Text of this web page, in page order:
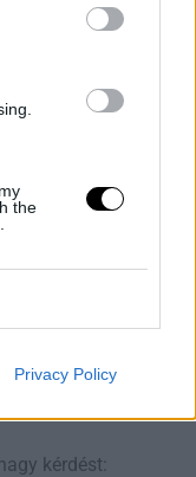
the
Privacy Policy
hogy
kérdést: